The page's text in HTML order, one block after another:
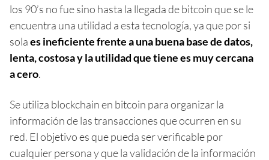
los 90’s no fue sino hasta la llegada de bitcoin que se le
encuentra una utilidad a esta tecnología, ya que por si
solaes ineficiente frente a una buena base de datos,
lenta, costosa y la utilidad que tiene es muy cercana
a cero.
Se utiliza blockchain en bitcoin para organizar la
información de las transacciones que ocurren en su
red. El objetivo es que pueda ser verificable por
cualquier persona y que la validación de la información